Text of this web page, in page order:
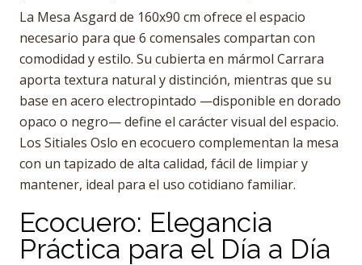
La Mesa Asgard de 160x90 cm ofrece el espacio
necesario para que 6 comensales compartan con
comodidad y estilo. Su cubierta en mármol Carrara
aporta textura natural y distinción, mientras que su
base en acero electropintado —disponible en dorado
opaco o negro— define el carácter visual del espacio.
Los Sitiales Oslo en ecocuero complementan la mesa
con un tapizado de alta calidad, fácil de limpiar y
mantener, ideal para el uso cotidiano familiar.
Ecocuero: Elegancia
Práctica para el Día a Día